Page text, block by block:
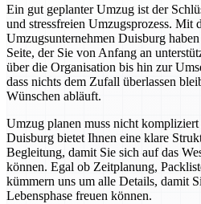
Ein gut geplanter Umzug ist der
und stressfreien Umzugsprozess. Mit
Umzugsunternehmen Duisburg
Seite, der Sie von Anfang an
über die Organisation bis hin zur
dass nichts dem Zufall überlassen
Wünschen abläuft.
Umzug planen muss nicht
Duisburg bietet Ihnen eine klare
Begleitung, damit Sie sich auf das
können. Egal ob Zeitplanung,
kümmern uns um alle Details, damit
Lebensphase freuen können.